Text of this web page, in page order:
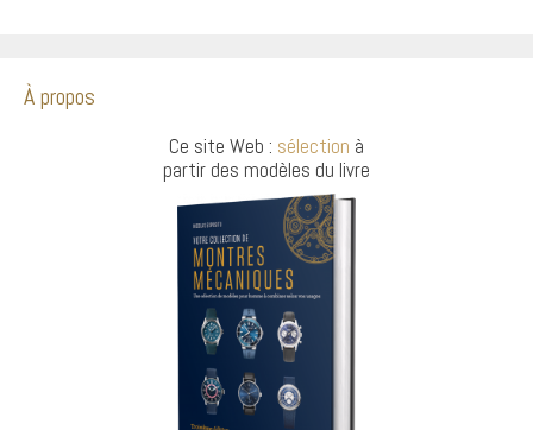
À propos
Ce site Web : sélection à
partir des modèles du livre